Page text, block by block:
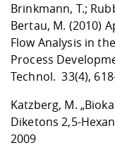
Brinkmann, T.;
Bertau, M. (2010)
Flow Analysis in
Process
Technol. 33(4),
Katzberg, M.
Diketons 2,5-
2009